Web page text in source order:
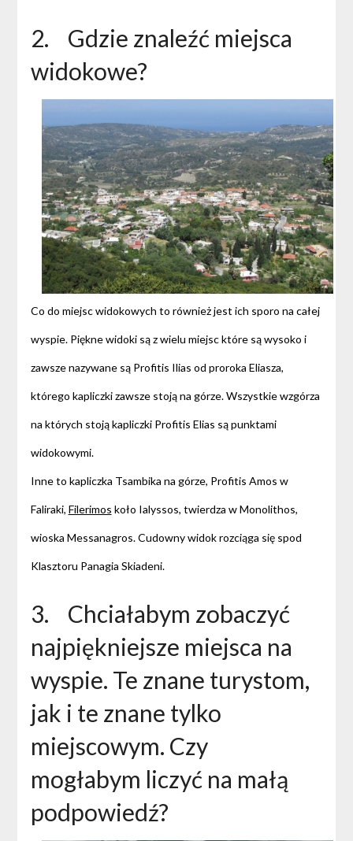
2. Gdzie znaleźć miejsca
widokowe?
Co do miejsc widokowych to również jest ich sporo na całej
wyspie. Piękne widoki są z wielu miejsc które są wysoko i
zawsze nazywane są Profitis Ilias od proroka Eliasza,
którego kapliczki zawsze stoją na górze. Wszystkie wzgórza
na których stoją kapliczki Profitis Elias są punktami
widokowymi.
Inne to kapliczka Tsambika na górze, Profitis Amos w
Faliraki, Filerimos koło Ialyssos, twierdza w Monolithos,
wioska Messanagros. Cudowny widok rozciąga się spod
Klasztoru Panagia Skiadeni.
3. Chciałabym zobaczyć
najpiękniejsze miejsca na
wyspie. Te znane turystom,
jak i te znane tylko
miejscowym. Czy
mogłabym liczyć na małą
podpowiedź?